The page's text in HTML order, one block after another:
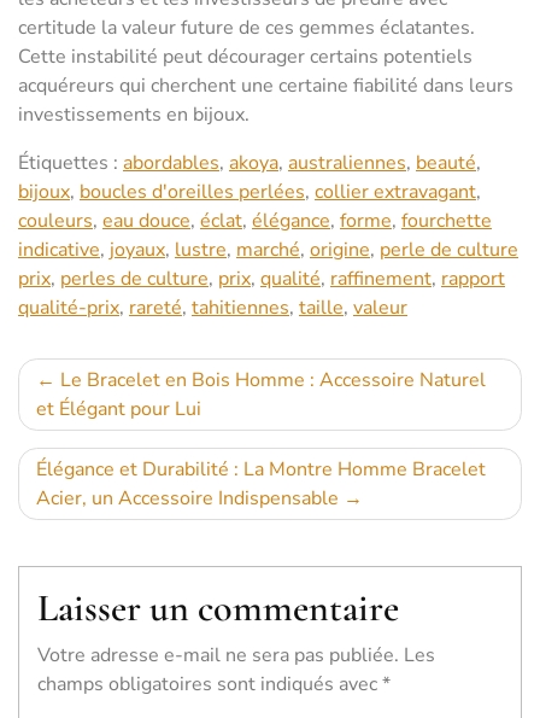
certitude la valeur future de ces gemmes éclatantes.
Cette instabilité peut décourager certains potentiels
acquéreurs qui cherchent une certaine fiabilité dans leurs
investissements en bijoux.
Étiquettes : abordables, akoya, australiennes, beauté,
bijoux, boucles d'oreilles perlées, collier extravagant,
couleurs, eau douce, éclat, élégance, forme, fourchette
indicative, joyaux, lustre, marché, origine, perle de culture
prix, perles de culture, prix, qualité, raffinement, rapport
qualité-prix, rareté, tahitiennes, taille, valeur
Navigation
de
l’article
Le Bracelet en Bois Homme : Accessoire Naturel
et Élégant pour Lui
Élégance et Durabilité : La Montre Homme Bracelet
Acier, un Accessoire Indispensable
Laisser un commentaire
Votre adresse e-mail ne sera pas publiée. Les
champs obligatoires sont indiqués avec*